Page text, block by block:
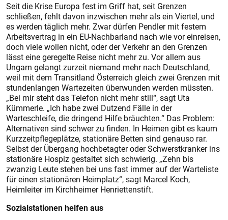
Seit die Krise Europa fest im Griff hat, seit Grenzen
schließen, fehlt davon inzwischen mehr als ein Viertel, und
es werden täglich mehr. Zwar dürfen Pendler mit festem
Arbeitsvertrag in ein EU-Nachbarland nach wie vor einreisen,
doch viele wollen nicht, oder der Verkehr an den Grenzen
lässt eine geregelte Reise nicht mehr zu. Vor allem aus
Ungarn gelangt zurzeit niemand mehr nach Deutschland,
weil mit dem Transitland Österreich gleich zwei Grenzen mit
stundenlangen Wartezeiten überwunden werden müssten.
„Bei mir steht das Telefon nicht mehr still“, sagt Uta
Kümmerle. „Ich habe zwei Dutzend Fälle in der
Warteschleife, die dringend Hilfe bräuchten.“ Das Problem:
Alternativen sind schwer zu finden. In Heimen gibt es kaum
Kurzzeitpflegeplätze, stationäre Betten sind genauso rar.
Selbst der Übergang hochbetagter oder Schwerstkranker ins
stationäre Hospiz gestaltet sich schwierig. „Zehn bis
zwanzig Leute stehen bei uns fast immer auf der Warteliste
für einen stationären Heimplatz“, sagt Marcel Koch,
Heimleiter im Kirchheimer Henriettenstift.
Sozialstationen helfen aus